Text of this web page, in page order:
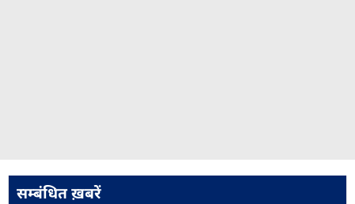
सम्बंधित ख़बरें